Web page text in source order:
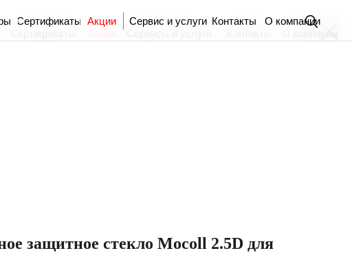
Сервис и услуги Контакты О компании
Сертификаты Акции
защитное стекло Mocoll 2.5D для